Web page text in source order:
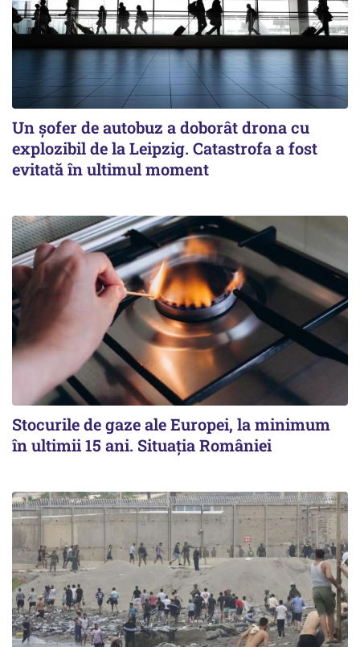
Un șofer de autobuz a doborât drona cu
explozibil de la Leipzig. Catastrofa a fost
evitată în ultimul moment
Stocurile de gaze ale Europei, la minimum
în ultimii 15 ani. Situația României